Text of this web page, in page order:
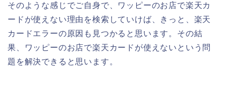
そのような感じでご自身で、ワッピーのお店で楽天カ
ードが使えない理由を検索していけば、きっと、楽天
カードエラーの原因も見つかると思います。その結
果、ワッピーのお店で楽天カードが使えないという問
題を解決できると思います。